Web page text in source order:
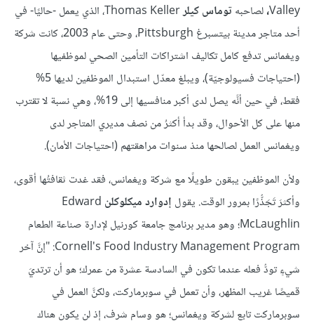
Valley،لصاحبه توماس كيلر
Thomas Keller، الذي يعمل -حاليًا- في
أحد متاجر مدينة بيتسبرغ Pittsburgh، وحتى عام 2003، كانت شركة
ويغمانس تدفع كامل تكاليف اشتراكات التأمين الصحي لموظفيها
(احتياجات فسيولوجيّة)، ويبلغ معدّل استبدال الموظفين لديها 5%
فقط، في حين أنَّه يصل لدى أكبر منافسيها إلى 19%، وهي نسبة لا تقترب
منها على كل الأحوال، وقد بدأ أكثرُ من نصف مديري المتاجر لدى
ويغمانس العمل لصالحها منذ سنوات مراهقتهم (احتياجات الأمان).
ولأن الموظفين يبقون طويلًا مع شركة ويغمانس، فقد غدت ثقافتُها أقوى،
وأكثرَ تَجَذُّرًا بمرور الوقت. يقول إدوارد ميكلوكلن Edward
McLaughlin؛ وهو مدير برنامج جامعة كورنيل لإدارة صناعة الطعام
Cornell's Food Industry Management Program: "إنَّ آخر
شيءٍ تودُّ فعله عندما تكون في السادسة عشرة من عمرك؛ هو أن ترتديَ
قميصًا غريب المظهر، وأن تعمل في سوبرماركت، ولكنَّ العمل في
سوبرماركت تابع لشركة ويغمانس؛ هو وسام شرف، إذ لن يكون هناك